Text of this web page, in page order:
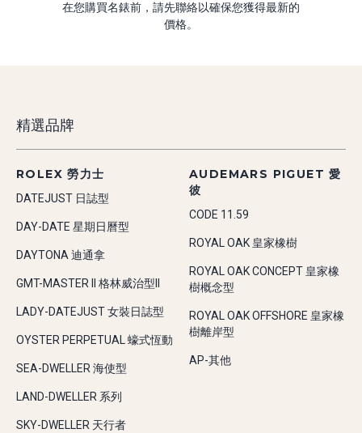
在您購買名錶前，請先聯絡以確保您獲得最新的
價格。
精選品牌
ROLEX 勞力士
DATEJUST 日誌型
DAY-DATE 星期日曆型
DAYTONA 迪通拿
GMT-MASTER II 格林威治型II
LADY-DATEJUST 女裝日誌型
OYSTER PERPETUAL 蠔式恆動
SEA-DWELLER 海使型
LAND-DWELLER 系列
SKY-DWELLER 天行者
AUDEMARS PIGUET 愛
彼
CODE 11.59
ROYAL OAK 皇家橡樹
ROYAL OAK CONCEPT 皇家橡
樹概念型
ROYAL OAK OFFSHORE 皇家橡
樹離岸型
AP-其他